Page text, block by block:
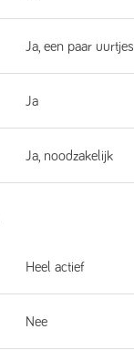
Ja, een paar uurtjes
Ja
Ja, noodzakelijk
Heel actief
Nee